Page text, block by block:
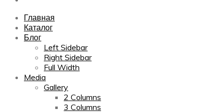
Главная
Каталог
Блог
Left Sidebar
Right Sidebar
Full Width
Media
Gallery
2 Columns
3 Columns